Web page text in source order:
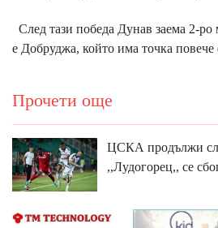
След тази победа Дунав заема 2-
е Добруджа, който има точка повече
Прочети още
ЦСКА продължи
,,Лудогорец,, се